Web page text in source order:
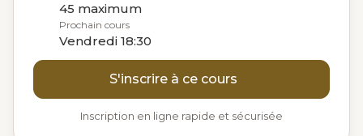
45 maximum
Prochain cours
Vendredi 18:30
S'inscrire à ce cours
Inscription en ligne rapide et sécurisée